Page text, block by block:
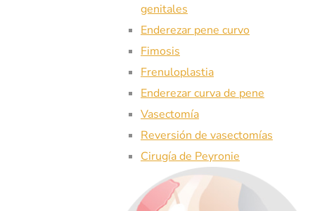
genitales
Enderezar pene curvo
Fimosis
Frenuloplastia
Enderezar curva de pene
Vasectomía
Reversión de vasectomías
Cirugía de Peyronie